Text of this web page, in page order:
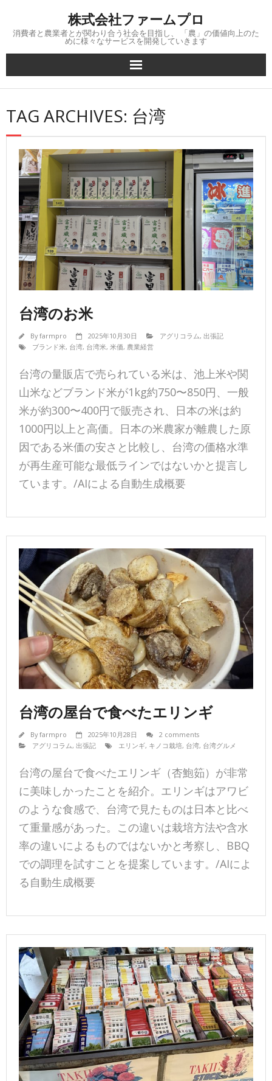
content
株式会社ファームプロ
消費者と農業者とが関わり合う社会を目指し、 「農」の価値向上のた
めに様々なサービスを開発していきます
TAG ARCHIVES: 台湾
台湾のお米
Byfarmpro 2025年10月30日 アグリコラム, 出張記
ブランド米, 台湾, 台湾米, 米価, 農業経営
台湾の量販店で売られている米は、池上米や関
山米などブランド米が1kg約750〜850円、一般
米が約300〜400円で販売され、日本の米は約
1000円以上と高価。日本の米農家が離農した原
因である米価の安さと比較し、台湾の価格水準
が再生産可能な最低ラインではないかと提言し
ています。/AIによる自動生成概要
台湾の屋台で食べたエリンギ
Byfarmpro 2025年10月28日
2 comments
アグリコラム, 出張記 エリンギ, キノコ栽培, 台湾, 台湾グルメ
台湾の屋台で食べたエリンギ（杏鮑筎）が非常
に美味しかったことを紹介。エリンギはアワビ
のような食感で、台湾で見たものは日本と比べ
て重量感があった。この違いは栽培方法や含水
率の違いによるものではないかと考察し、BBQ
での調理を試すことを提案しています。/AIによ
る自動生成概要